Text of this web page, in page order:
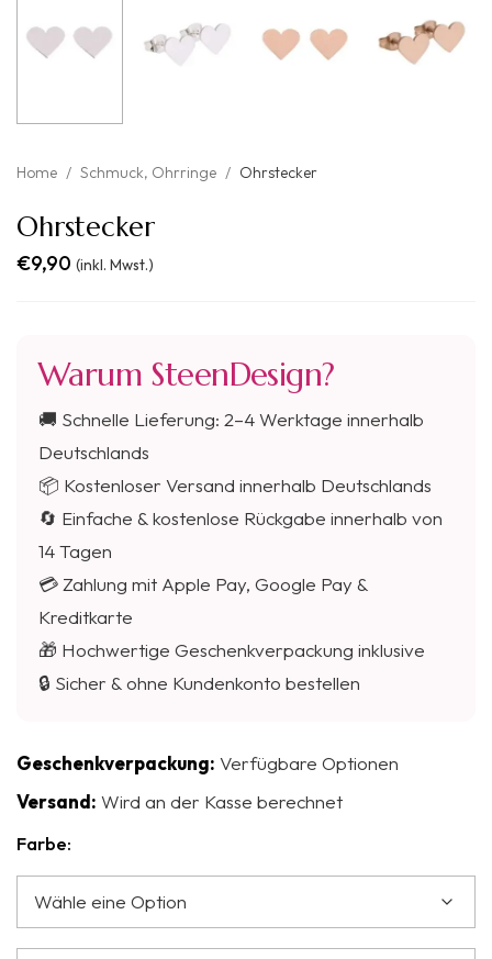
Home / Schmuck, Ohrringe / Ohrstecker
Ohrstecker
€9,90 (inkl. Mwst.)
Warum SteenDesign?
🚚 Schnelle Lieferung: 2–4 Werktage innerhalb
Deutschlands
📦 Kostenloser Versand innerhalb Deutschlands
🔄 Einfache & kostenlose Rückgabe innerhalb von
14 Tagen
💳 Zahlung mit Apple Pay, Google Pay &
Kreditkarte
🎁 Hochwertige Geschenkverpackung inklusive
🔒 Sicher & ohne Kundenkonto bestellen
Geschenkverpackung: Verfügbare Optionen
Versand: Wird an der Kasse berechnet
Farbe: